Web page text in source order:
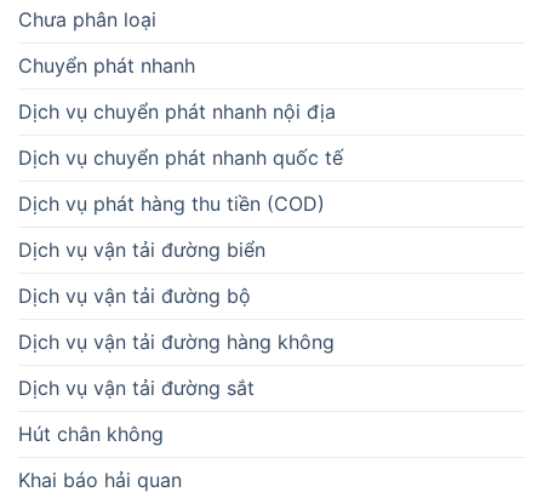
Chưa phân loại
Chuyển phát nhanh
Dịch vụ chuyển phát nhanh nội địa
Dịch vụ chuyển phát nhanh quốc tế
Dịch vụ phát hàng thu tiền (COD)
Dịch vụ vận tải đường biển
Dịch vụ vận tải đường bộ
Dịch vụ vận tải đường hàng không
Dịch vụ vận tải đường sắt
Hút chân không
Khai báo hải quan